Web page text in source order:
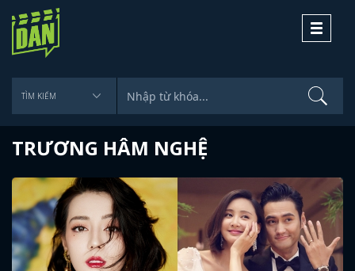
Toggle
TRƯƠNG HÂM NGHỆ